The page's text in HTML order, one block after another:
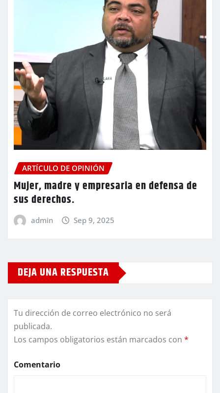
ARTÍCULO DE OPINIÓN
Mujer, madre y empresaria en defensa de
sus derechos.
admin Sep 9, 2025
DEJA UNA RESPUESTA
Tu dirección de correo electrónico no será
publicada.
Los campos obligatorios están marcados con *
Comentario